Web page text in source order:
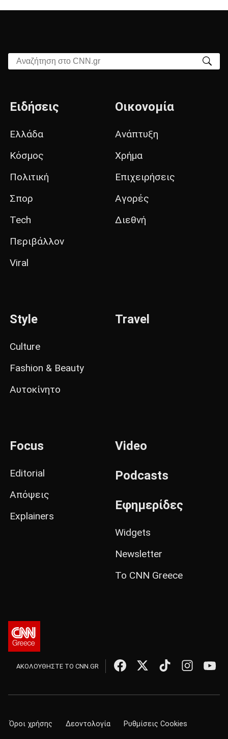
Αναζήτηση στο CNN.gr
Ειδήσεις
Ελλάδα
Κόσμος
Πολιτική
Σπορ
Tech
Περιβάλλον
Viral
Οικονομία
Ανάπτυξη
Χρήμα
Επιχειρήσεις
Αγορές
Διεθνή
Style
Culture
Fashion & Beauty
Αυτοκίνητο
Travel
Focus
Editorial
Απόψεις
Explainers
Video
Podcasts
Εφημερίδες
Widgets
Newsletter
Το CNN Greece
ΑΚΟΛΟΥΘΗΣΤΕ ΤΟ CNN.GR
Όροι χρήσης Δεοντολογία Ρυθμίσεις Cookies